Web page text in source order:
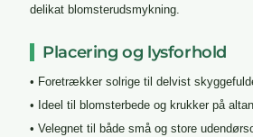
delikat blomsterudsmykning.
Placering og lysforhold
• Foretrækker solrige til delvist
• Ideel til blomsterbede og krukker på
• Velegnet til både små og store